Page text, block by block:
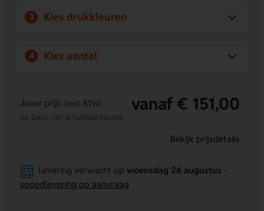
3 Kies drukkleuren
4 Kies aantal
Jouw prijs (excl. BTW) vanaf € 151,00
op basis van je huidige keuzes
Bekijk prijsdetails
Levering verwacht op woensdag 26 augustus
spoedlevering op aanvraag